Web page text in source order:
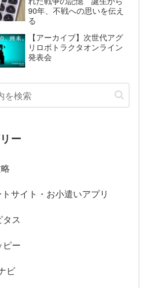
90年、不戦への思いを伝え
る
【アーカイブ】次世代アグ
リロボトラクタオンライン
発表会
ー
サイト・お小遣いアプリ
ス
ピー
ビ